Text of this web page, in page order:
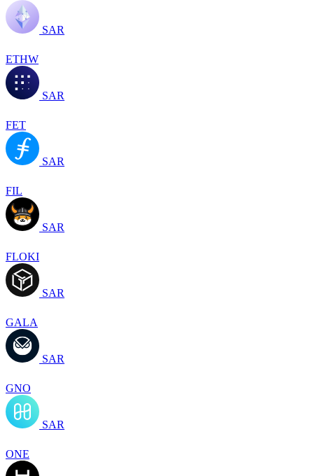
SAR
ETHW
SAR
FET
SAR
FIL
SAR
FLOKI
SAR
GALA
SAR
GNO
SAR
ONE